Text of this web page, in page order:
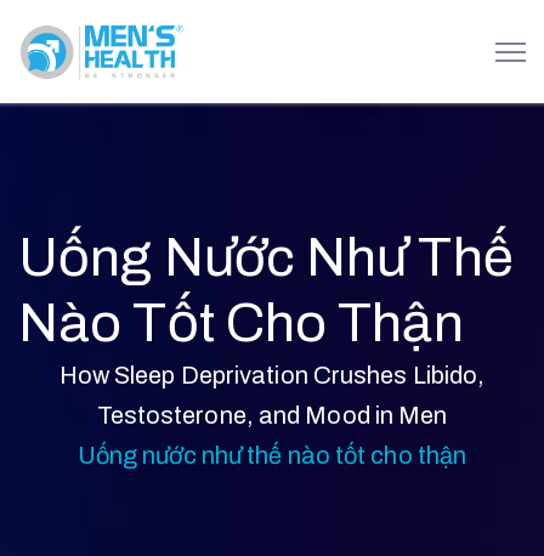
Uống Nước Như Thế
Nào Tốt Cho Thận
How Sleep Deprivation Crushes Libido,
Testosterone, and Mood in Men
Uống nước như thế nào tốt cho thận